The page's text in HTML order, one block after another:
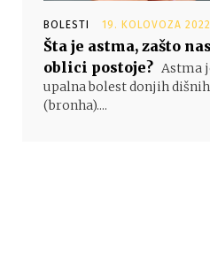
BOLESTI 19. KOLOVOZA
Šta je astma, zašto
oblici postoje? Astma
upalna bolest donjih
(bronha)....